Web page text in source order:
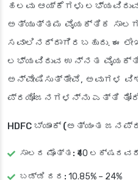
ಹಲವು ಆಯ್ಕೆಗಳು
ಅತ್ಯುತ್ತಮ ವೈಯಕ್ತಿಕ
ಸವಾಲಿನದ್ದಾಗಿರಬಹುದು. ಈ
ಲಭ್ಯವಿರುವ ಉನ್ನತ
ಅನ್ವೇಷಿಸುತ್ತೇವೆ, ಅವುಗಳ
ಪ್ರಯೋಜನಗಳನ್ನು ಎತ್ತಿ
HDFC ಬ್ಯಾಂಕ್ (ಅತ್ಯಂತ
ಸಾಲದ ಮೊತ್ತ: ₹40
ಬಡ್ಡಿ ದರ: 10.85% – 24%